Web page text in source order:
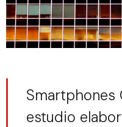
Smartphones
estudio